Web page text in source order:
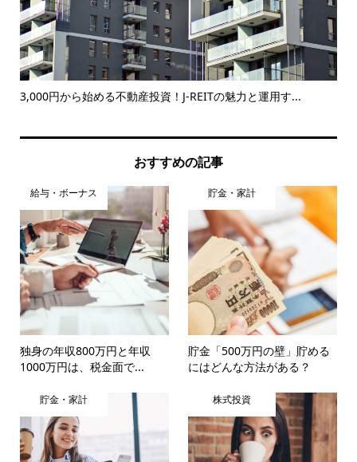
3,000円から始める不動産投資！J-REITの魅力と運用す...
おすすめの記事
給与・ボーナス
独身の年収800万円と年収
1000万円は、税金面で...
貯金・家計
貯金「500万円の壁」貯める
にはどんな方法がある？
貯金・家計 株式投資